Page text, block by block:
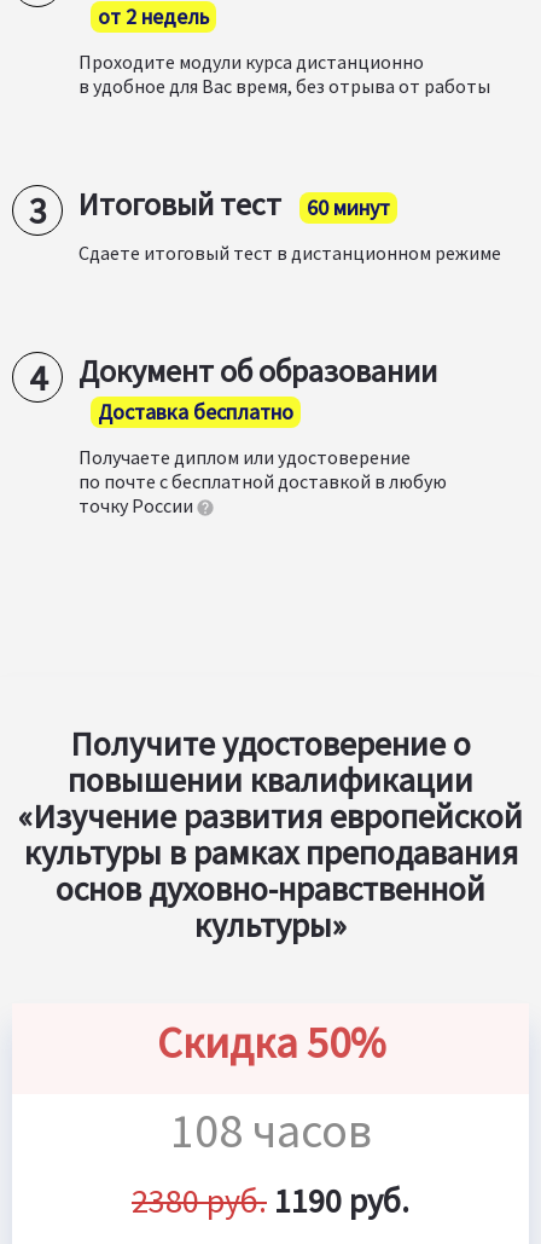
от 2 недель
Проходите модули курса дистанционно
в удобное для Вас время, без отрыва от работы
Итоговый тест 60 минут
Сдаете итоговый тест в дистанционном режиме
Документ об образовании
Доставка бесплатно
Получаете диплом или удостоверение
по почте с бесплатной доставкой в любую
точку России
Получите удостоверение о
повышении квалификации
«Изучение развития европейской
культуры в рамках преподавания
основ духовно-нравственной
культуры»
Скидка 50%
108 часов
2380 руб. 1190 руб.